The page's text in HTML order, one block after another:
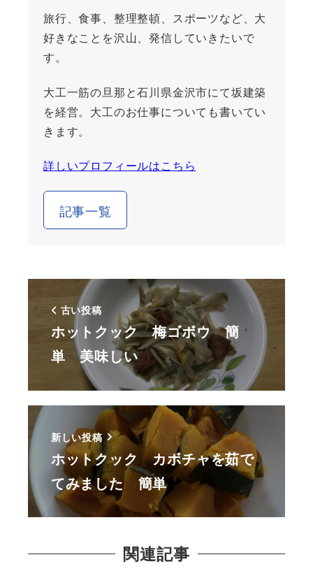
旅行、食事、整理整頓、スポーツなど、大
好きなことを沢山、発信していきたいで
す。
大工一筋の旦那と石川県金沢市にて坂建築
を経営。大工のお仕事についても書いてい
きます。
詳しいプロフィールはこちら
記事一覧
古い投稿
ホットクック 梅ゴボウ 簡
単 美味しい
新しい投稿
ホットクック カボチャを茹で
てみました 簡単
関連記事